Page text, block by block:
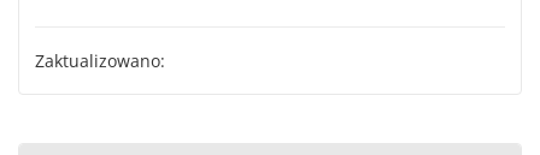
Zaktualizowano: